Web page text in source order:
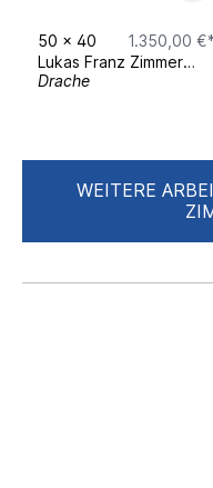
Seit 2020 beim
Schachteln mit
50 x 40
1.350,00 €*
Lukas Franz Zimmermann
Drache
WEITERE